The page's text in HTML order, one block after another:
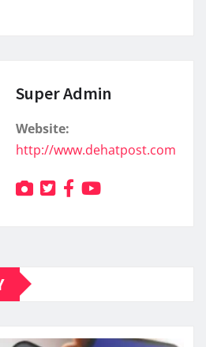
Super Admin
Website:
http://www.dehatpost.com